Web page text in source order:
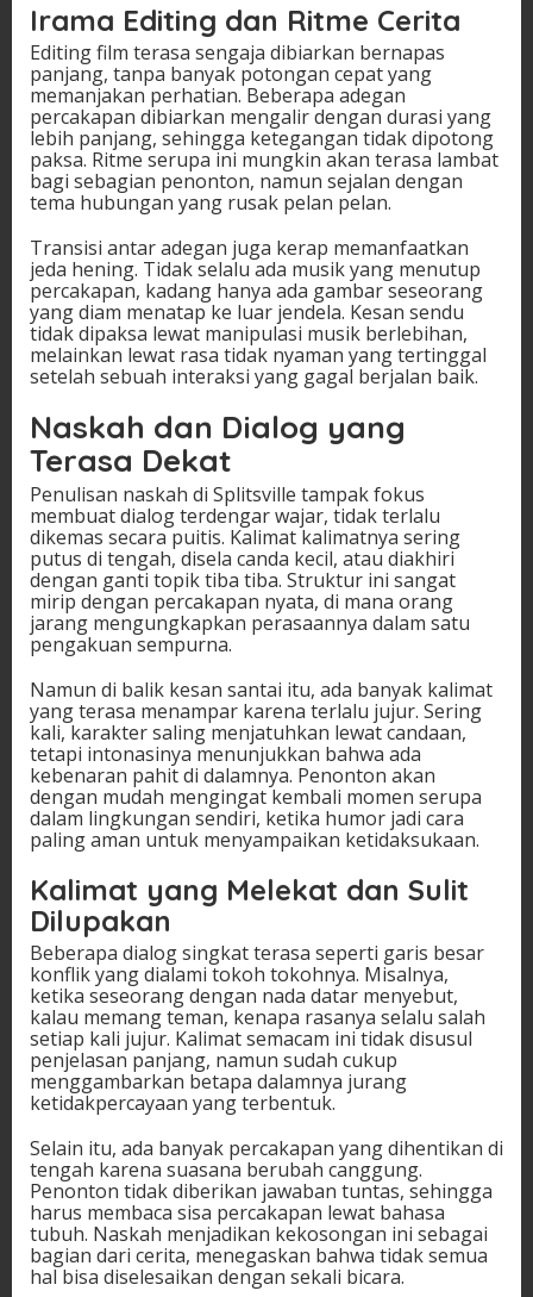
Irama Editing dan Ritme Cerita
Editing film terasa sengaja dibiarkan bernapas
panjang, tanpa banyak potongan cepat yang
memanjakan perhatian. Beberapa adegan
percakapan dibiarkan mengalir dengan durasi yang
lebih panjang, sehingga ketegangan tidak dipotong
paksa. Ritme serupa ini mungkin akan terasa lambat
bagi sebagian penonton, namun sejalan dengan
tema hubungan yang rusak pelan pelan.
Transisi antar adegan juga kerap memanfaatkan
jeda hening. Tidak selalu ada musik yang menutup
percakapan, kadang hanya ada gambar seseorang
yang diam menatap ke luar jendela. Kesan sendu
tidak dipaksa lewat manipulasi musik berlebihan,
melainkan lewat rasa tidak nyaman yang tertinggal
setelah sebuah interaksi yang gagal berjalan baik.
Naskah dan Dialog yang
Terasa Dekat
Penulisan naskah di Splitsville tampak fokus
membuat dialog terdengar wajar, tidak terlalu
dikemas secara puitis. Kalimat kalimatnya sering
putus di tengah, disela canda kecil, atau diakhiri
dengan ganti topik tiba tiba. Struktur ini sangat
mirip dengan percakapan nyata, di mana orang
jarang mengungkapkan perasaannya dalam satu
pengakuan sempurna.
Namun di balik kesan santai itu, ada banyak kalimat
yang terasa menampar karena terlalu jujur. Sering
kali, karakter saling menjatuhkan lewat candaan,
tetapi intonasinya menunjukkan bahwa ada
kebenaran pahit di dalamnya. Penonton akan
dengan mudah mengingat kembali momen serupa
dalam lingkungan sendiri, ketika humor jadi cara
paling aman untuk menyampaikan ketidaksukaan.
Kalimat yang Melekat dan Sulit
Dilupakan
Beberapa dialog singkat terasa seperti garis besar
konflik yang dialami tokoh tokohnya. Misalnya,
ketika seseorang dengan nada datar menyebut,
kalau memang teman, kenapa rasanya selalu salah
setiap kali jujur. Kalimat semacam ini tidak disusul
penjelasan panjang, namun sudah cukup
menggambarkan betapa dalamnya jurang
ketidakpercayaan yang terbentuk.
Selain itu, ada banyak percakapan yang dihentikan di
tengah karena suasana berubah canggung.
Penonton tidak diberikan jawaban tuntas, sehingga
harus membaca sisa percakapan lewat bahasa
tubuh. Naskah menjadikan kekosongan ini sebagai
bagian dari cerita, menegaskan bahwa tidak semua
hal bisa diselesaikan dengan sekali bicara.